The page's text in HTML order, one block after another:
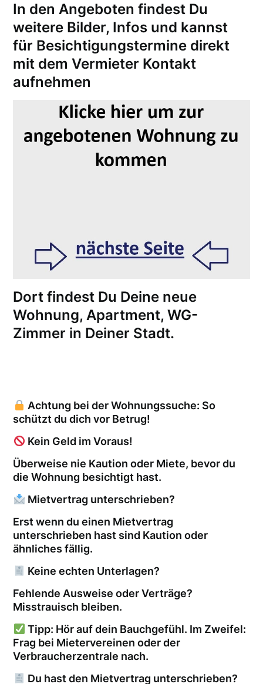
In den Angeboten findest Du
weitere Bilder, Infos und kannst
für Besichtigungstermine direkt
mit dem Vermieter Kontakt
aufnehmen
Dort findest Du Deine neue
Wohnung, Apartment, WG-
Zimmer in Deiner Stadt.
Achtung bei der Wohnungssuche: So
schützt du dich vor Betrug!
Kein Geld im Voraus!
Überweise nie Kaution oder Miete, bevor du
die Wohnung besichtigt hast.
Mietvertrag unterschrieben?
Erst wenn du einen Mietvertrag
unterschrieben hast sind Kaution oder
ähnliches fällig.
Keine echten Unterlagen?
Fehlende Ausweise oder Verträge?
Misstrauisch bleiben.
Tipp: Hör auf dein Bauchgefühl. Im Zweifel:
Frag bei Mietervereinen oder der
Verbraucherzentrale nach.
Du hast den Mietvertrag unterschrieben?